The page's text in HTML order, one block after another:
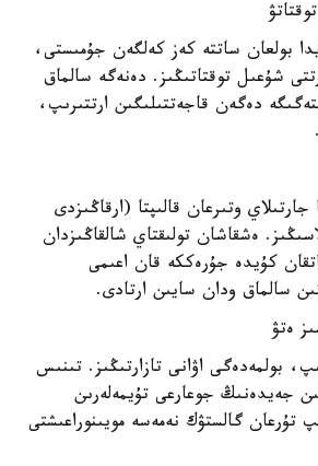
بولعان ساتتە كەز كەلگەن جۇمىستى،
شۇعىل توقتاتىڭىز. دەنەگە سالماق
دەگەن قاجەتتىلىگىن ارتتىرىپ،
وتىرعان قالىپتا (ارقاڭىزدى
ەشقاشان تولىقتاي شالقاڭىزدان
كۇيدە جۇرەككە قان اعىمى
سالماق ودان سايىن ارتادى.
ەتۋ
بولمەدەگى اۋانى تازارتىڭىز. تىنىس
جەيدەنىڭ جوعارعى تۇيمەلەرىن
تۇرعان گالستۋك نەمەسە مويىنوراعىشتى